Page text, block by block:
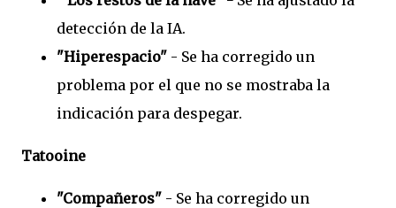
detección de la IA.
"Hiperespacio" - Se ha corregido un
problema por el que no se mostraba la
indicación para despegar.
Tatooine
"Compañeros" - Se ha corregido un